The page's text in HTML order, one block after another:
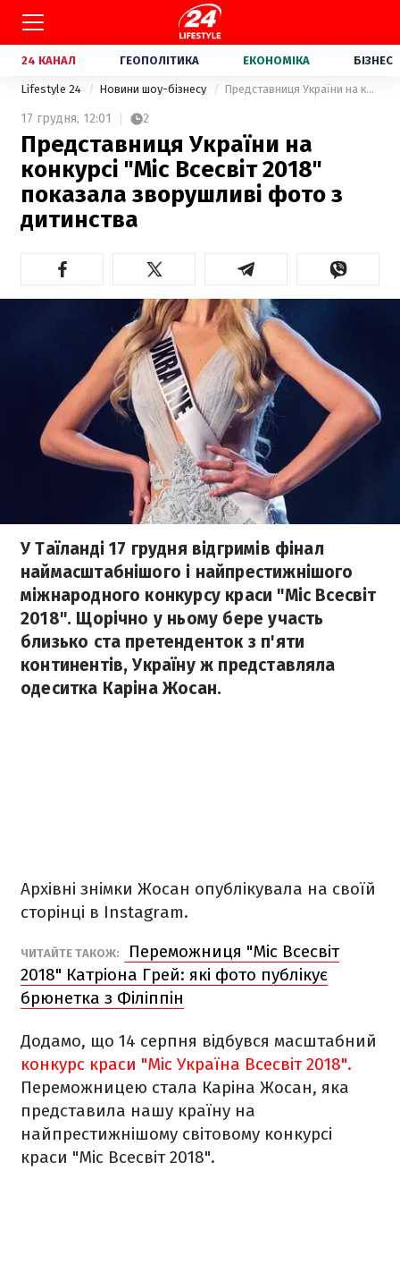
24 КАНАЛ ГЕОПОЛІТИКА ЕКОНОМІКА БІЗНЕС
Lifestyle 24 Новини шоу-бізнесу Представниця України на конкурсі "Міс Всесвіт 2018" показала зворушливі фото з дитинства
17 грудня, 12:01 2
Представниця України на
конкурсі "Міс Всесвіт 2018"
показала зворушливі фото з
дитинства
У Таїланді 17 грудня відгримів фінал
наймасштабнішого і найпрестижнішого
міжнародного конкурсу краси "Міс Всесвіт
2018". Щорічно у ньому бере участь
близько ста претенденток з п'яти
континентів, Україну ж представляла
одеситка Каріна Жосан.
Архівні знімки Жосан опублікувала на своїй
сторінці в Instagram.
ЧИТАЙТЕ ТАКОЖ:
Переможниця "Міс Всесвіт
2018" Катріона Грей: які фото публікує
брюнетка з Філіппін
Додамо, що 14 серпня відбувся масштабний
конкурс краси "Міс Україна Всесвіт 2018".
Переможницею стала Каріна Жосан, яка
представила нашу країну на
найпрестижнішому світовому конкурсі
краси "Міс Всесвіт 2018".